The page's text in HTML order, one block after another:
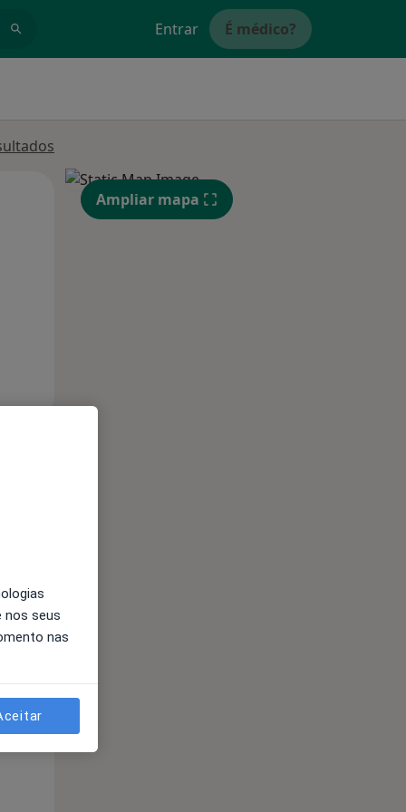
Entrar É médico?
Qui, Sex,
14 Ago
Ampliar mapa
nos seus
nas